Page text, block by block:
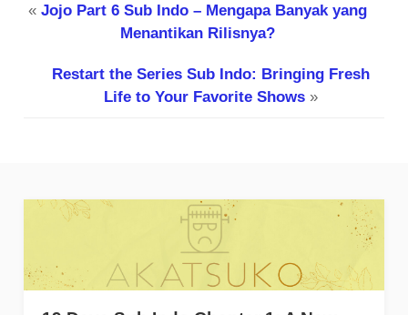
« Jojo Part 6 Sub Indo – Mengapa Banyak yang
Menantikan Rilisnya?
Restart the Series Sub Indo: Bringing Fresh
Life to Your Favorite Shows »